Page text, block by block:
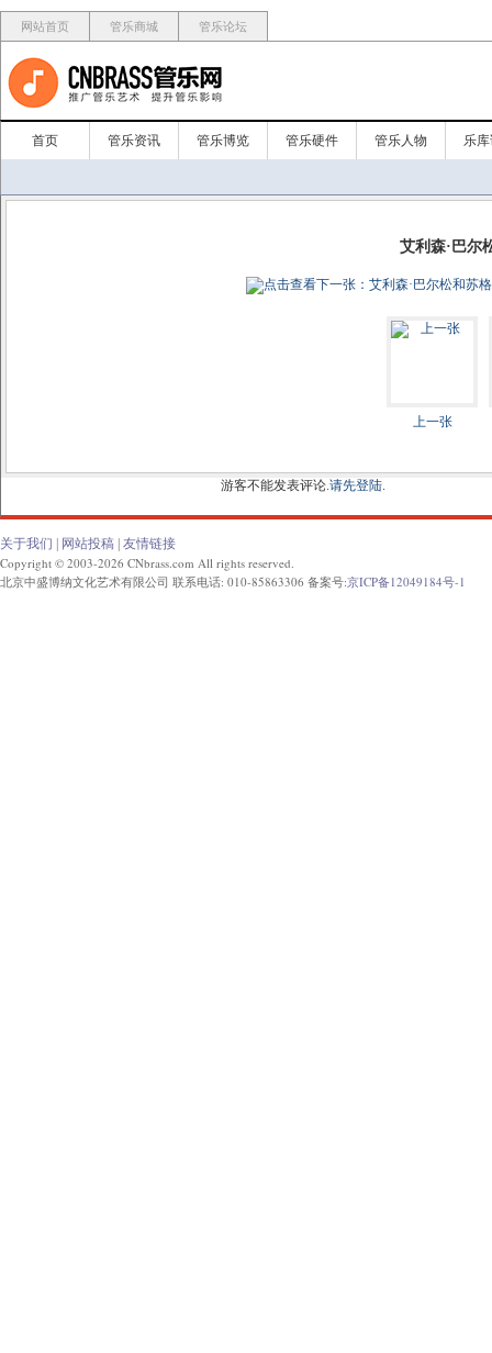
网站首页 管乐商城 管乐论坛
首页 管乐资讯 管乐博览 管乐硬件 管乐人物 乐
艾利森·巴尔
上一张
游客不能发表评论.请先登陆.
关于我们 网站投稿 友情链接
Copyright © 2003-2026 CNbrass.com All rights reserved.
北京中盛博纳文化艺术有限公司 联系电话: 010-85863306 备案号:京ICP备12049184号-1